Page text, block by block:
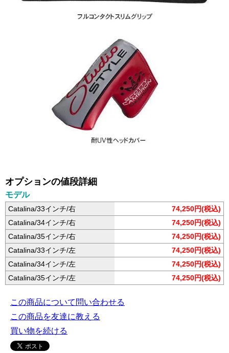
オプションの値段詳細
モデル
Catalina/33インチ/右
74,250円(税込)
Catalina/34インチ/右
74,250円(税込)
Catalina/35インチ/右
74,250円(税込)
Catalina/33インチ/左
74,250円(税込)
Catalina/34インチ/左
74,250円(税込)
Catalina/35インチ/左
74,250円(税込)
この商品について問い合わせる
この商品を友達に教える
買い物を続ける